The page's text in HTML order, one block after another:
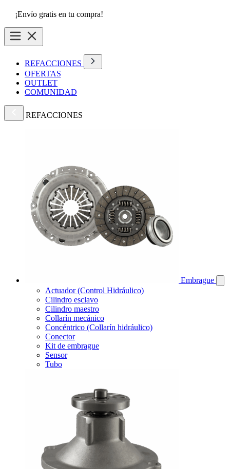
¡Envío gratis en tu compra!
REFACCIONES
OFERTAS
OUTLET
COMUNIDAD
REFACCIONES
Embrague
Actuador (Control Hidráulico)
Cilindro esclavo
Cilindro maestro
Collarín mecánico
Concéntrico (Collarín hidráulico)
Conector
Kit de embrague
Sensor
Tubo